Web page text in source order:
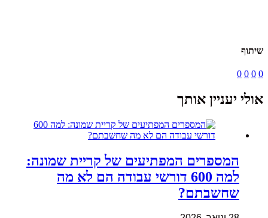
שיתוף
0
0
0
0
אולי יעניין אותך
המספרים המפתיעים של קריית שמונה:
למה 600 דורשי עבודה הם לא מה
שחשבתם?